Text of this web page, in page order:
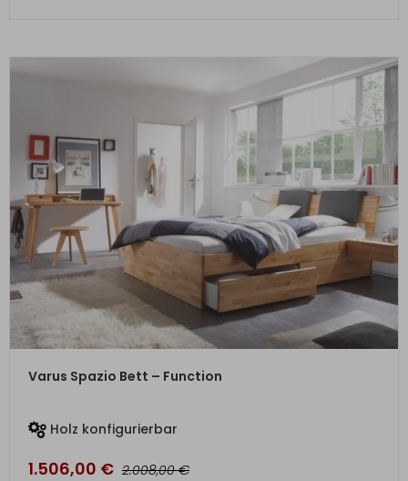
ZUM PRODUKT
Varus Spazio Bett – Function
Holz konfigurierbar
1.506,00 € 2.008,00€